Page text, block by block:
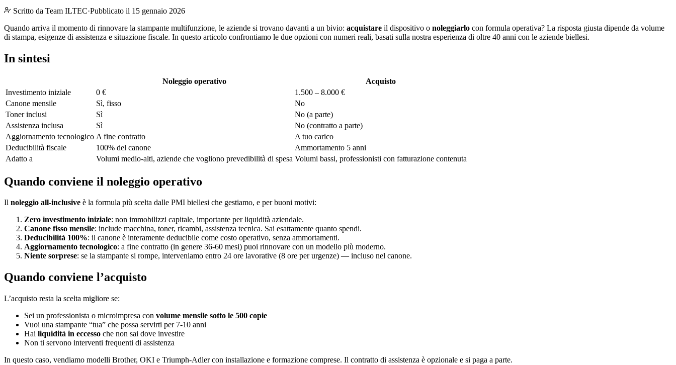
Scritto da Team ILTEC·Pubblicato il 15 gennaio 2026
Quando arriva il momento di rinnovare la stampante multifunzione, le aziende si trovano davanti a un bivio: acquistare il dispositivo o noleggiarlo con formula operativa? La risposta giusta dipende da volume
di stampa, esigenze di assistenza e situazione fiscale. In questo articolo confrontiamo le due opzioni con numeri reali, basati sulla nostra esperienza di oltre 40 anni con le aziende biellesi.
In sintesi
Noleggio operativo
Acquisto
Investimento iniziale
0 €
1.500 – 8.000 €
Canone mensile
Sì, fisso
No
Toner inclusi
Sì
No (a parte)
Assistenza inclusa
Sì
No (contratto a parte)
Aggiornamento tecnologico A fine contratto
A tuo carico
Deducibilità fiscale
100% del canone
Ammortamento 5 anni
Adatto a
Volumi medio-alti, aziende che vogliono prevedibilità di spesa Volumi bassi, professionisti con fatturazione contenuta
Quando conviene il noleggio operativo
Il noleggio all-inclusive è la formula più scelta dalle PMI biellesi che gestiamo, e per buoni motivi:
Zero investimento iniziale: non immobilizzi capitale, importante per liquidità aziendale.
Canone fisso mensile: include macchina, toner, ricambi, assistenza tecnica. Sai esattamente quanto spendi.
Deducibilità 100%: il canone è interamente deducibile come costo operativo, senza ammortamenti.
Aggiornamento tecnologico: a fine contratto (in genere 36-60 mesi) puoi rinnovare con un modello più moderno.
Niente sorprese: se la stampante si rompe, interveniamo entro 24 ore lavorative (8 ore per urgenze) — incluso nel canone.
Quando conviene l’acquisto
L’acquisto resta la scelta migliore se:
Sei un professionista o microimpresa con volume mensile sotto le 500 copie
Vuoi una stampante “tua” che possa servirti per 7-10 anni
Hai liquidità in eccesso che non sai dove investire
Non ti servono interventi frequenti di assistenza
In questo caso, vendiamo modelli Brother, OKI e Triumph-Adler con installazione e formazione comprese. Il contratto di assistenza è opzionale e si paga a parte.